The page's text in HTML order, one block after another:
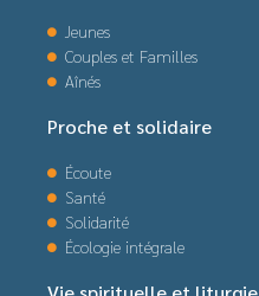
Jeunes
Couples et Familles
Aînés
Proche et solidaire
Écoute
Santé
Solidarité
Écologie intégrale